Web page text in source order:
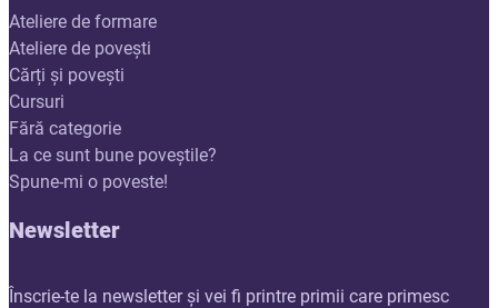
Ateliere de formare
Ateliere de povești
Cărți și povești
Cursuri
Fără categorie
La ce sunt bune poveștile?
Spune-mi o poveste!
Newsletter
Înscrie-te la newsletter și vei fi printre primii care primesc